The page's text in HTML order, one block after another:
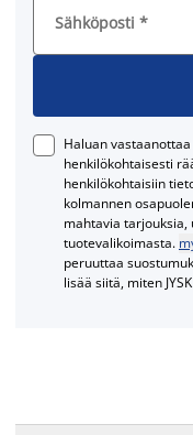
Sähköposti *
Haluan
henkilökohtaisesti
henkilökohtaisiin
kolmannen
mahtavia tarjouksia,
tuotevalikoimasta.
peruuttaa
lisää siitä, miten